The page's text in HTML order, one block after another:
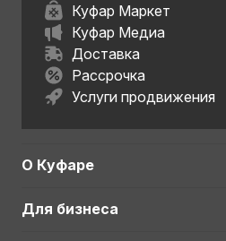
Куфар Маркет
Куфар Медиа
Доставка
Рассрочка
Услуги продвижения
О Куфаре
Для бизнеса